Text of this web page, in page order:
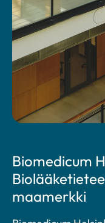
Biomedicum
maamerkki